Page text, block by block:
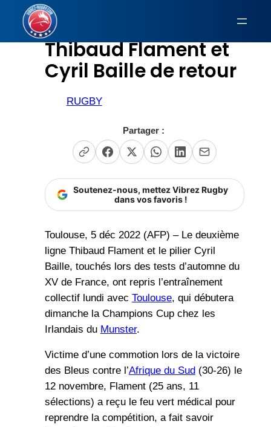
Aller
contenu Thibaud Flament et
Cyril Baille de retour
RUGBY
Partager :
Soutenez-nous, mettez Vibrez Rugby
dans vos favoris !
Toulouse, 5 déc 2022 (AFP) – Le deuxième
ligne Thibaud Flament et le pilier Cyril
Baille, touchés lors des tests d’automne du
XV de France, ont repris l’entraînement
collectif lundi avec Toulouse, qui débutera
dimanche la Champions Cup chez les
Irlandais du Munster.
Victime d’une commotion lors de la victoire
des Bleus contre l’Afrique du Sud (30-26) le
12 novembre, Flament (25 ans, 11
sélections) a reçu le feu vert médical pour
reprendre la compétition, a fait savoir